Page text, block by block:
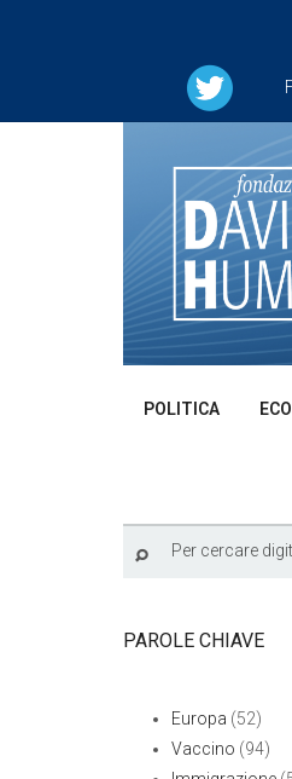
POLITICA
PAROLE CHIAVE
Europa (52)
Vaccino (94)